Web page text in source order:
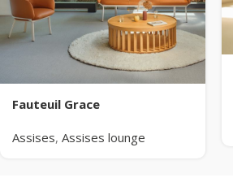
Fauteuil Grace
Assises, Assises lounge